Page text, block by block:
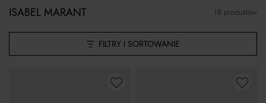
FILTRY I SORTOWANIE
18 produktów
ISABEL MARANT